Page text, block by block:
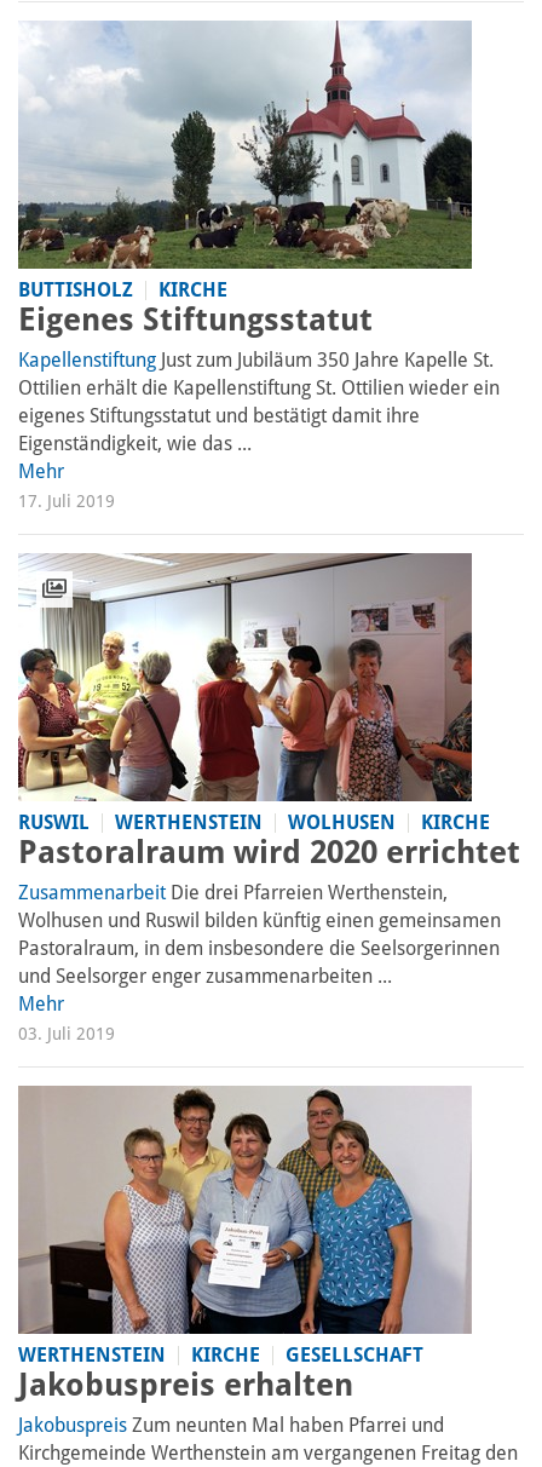
BUTTISHOLZ KIRCHE
Eigenes Stiftungsstatut
Kapellenstiftung Just zum Jubiläum 350 Jahre Kapelle St.
Ottilien erhält die Kapellenstiftung St. Ottilien wieder ein
eigenes Stiftungs­statut und bestätigt damit ihre
Eigenständigkeit, wie das ...
Mehr
17. Juli 2019
RUSWIL WERTHENSTEIN WOLHUSEN KIRCHE
Pastoralraum wird 2020 errichtet
ZusammenarbeitDie drei Pfarreien Werthenstein,
Wolhusen und Ruswil bilden künftig einen gemeinsamen
Pastoralraum, in dem insbesondere die Seelsorgerinnen
und Seelsorger enger zusammenarbeiten ...
Mehr
03. Juli 2019
WERTHENSTEIN KIRCHE GESELLSCHAFT
Jakobuspreis erhalten
Jakobuspreis Zum neunten Mal haben Pfarrei und
Kirchgemeinde Werthenstein am vergangenen Freitag den